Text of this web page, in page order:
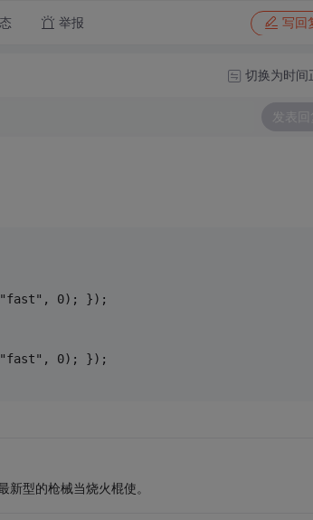
举报 写回
切换为时间
发表回
0); });
0); });
型的枪械当烧火棍使。